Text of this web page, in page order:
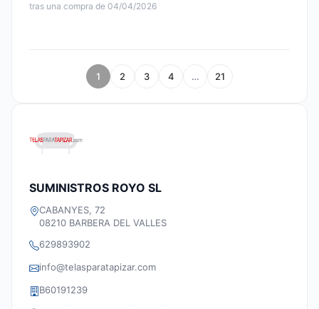
tras una compra de 04/04/2026
1 2 3 4 … 21
SUMINISTROS ROYO SL
CABANYES, 72
08210 BARBERA DEL VALLES
629893902
info@telasparatapizar.com
B60191239